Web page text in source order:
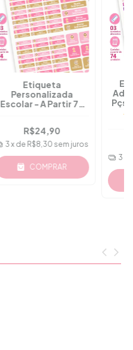
Etiqueta
Personalizada
Escolar - A Partir 74
R$24,90
3x de R$8,30 sem juros
COMPRAR
Pçs
3